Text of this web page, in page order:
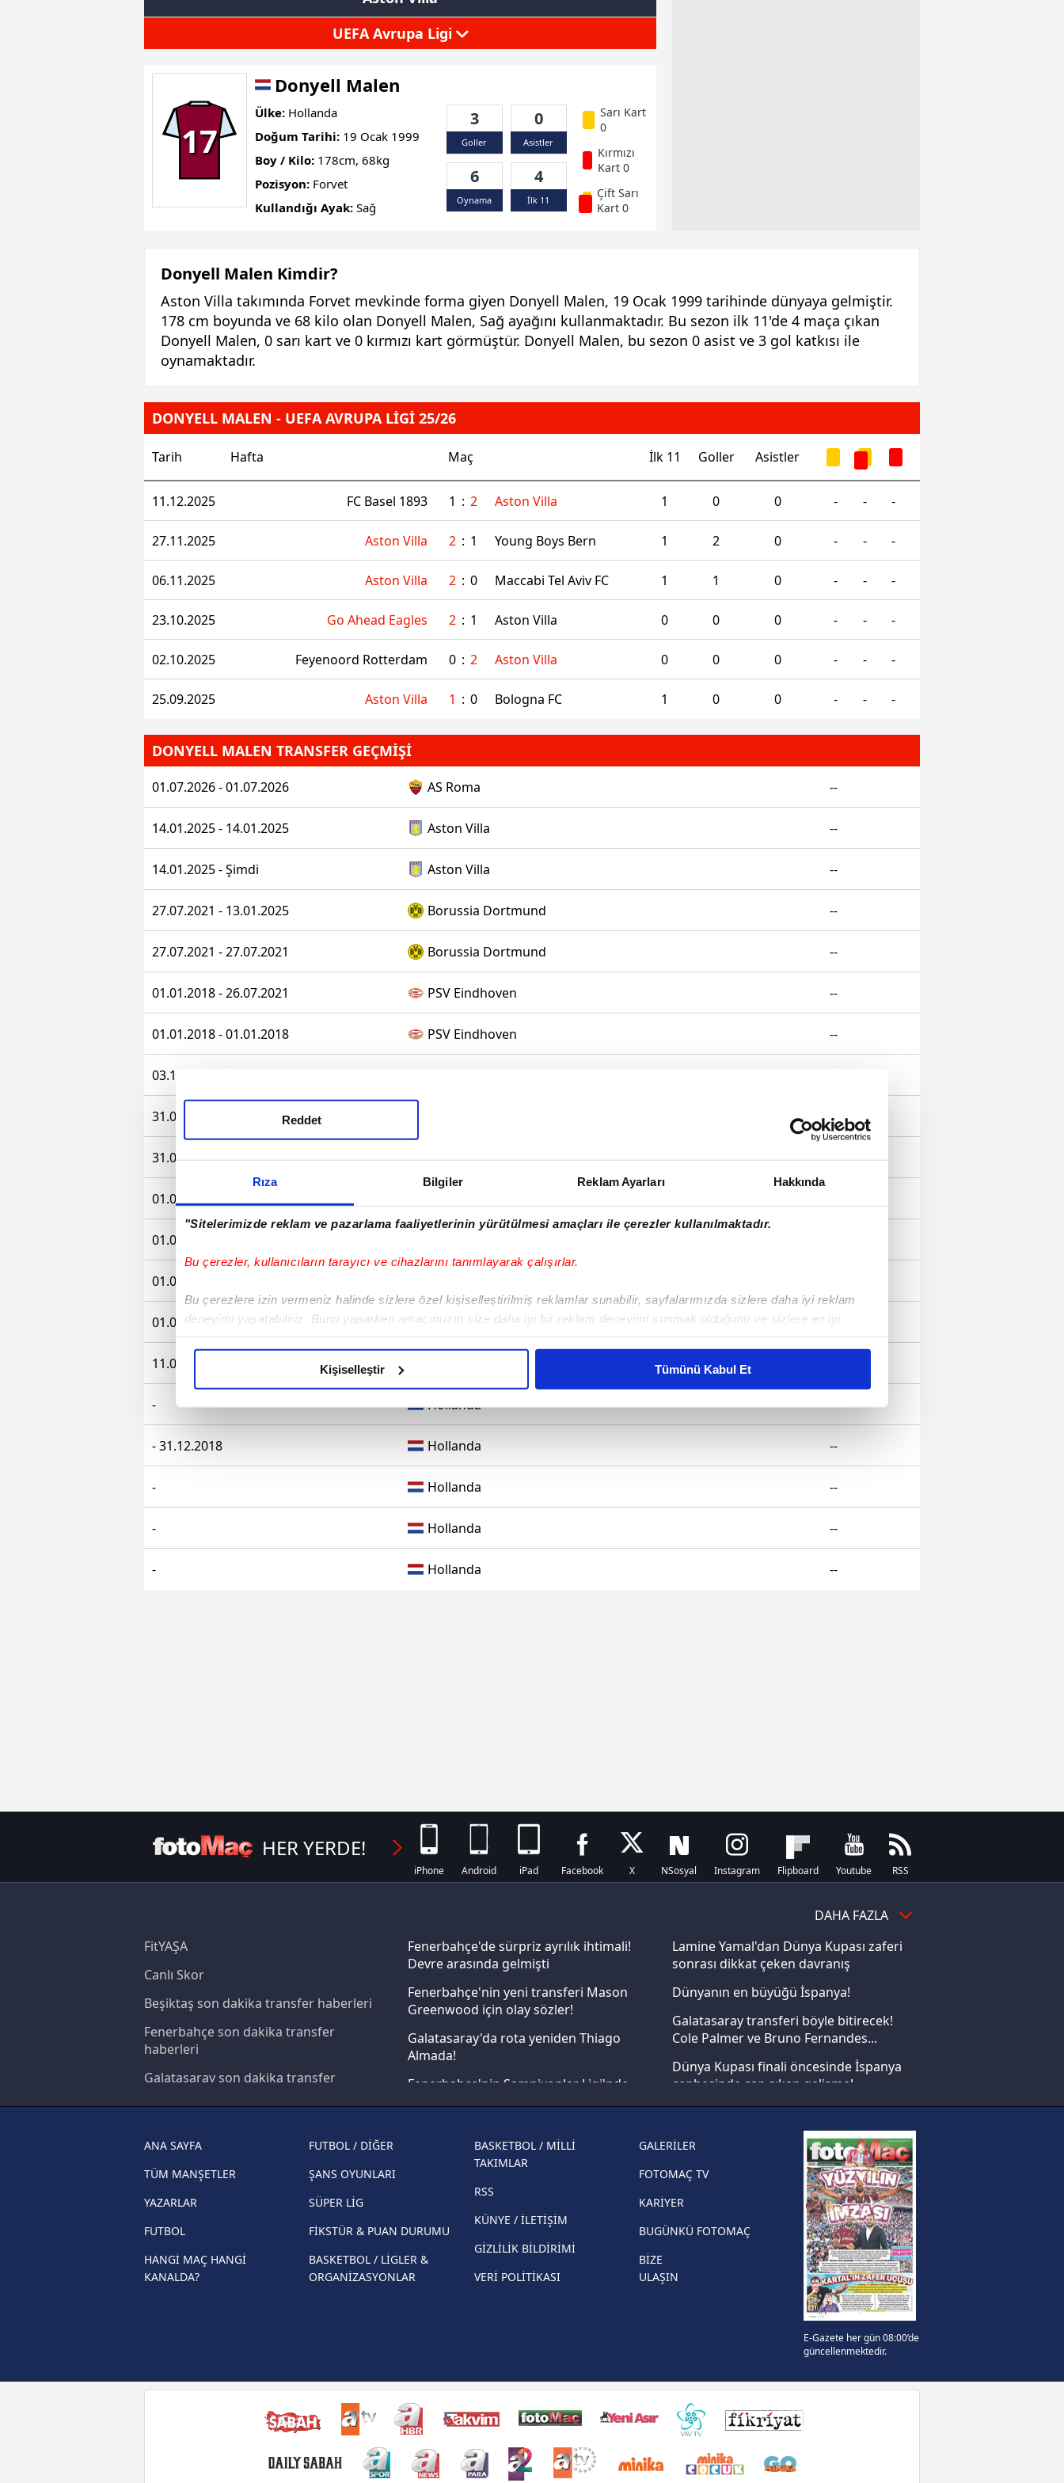
Rıza Bilgiler Reklam Ayarları Hakkında
"Sitelerimizde reklam ve pazarlama faaliyetlerinin yürütülmesi amaçları ile çerezler kullanılmaktadır.
Bu çerezler, kullanıcıların tarayıcı ve cihazlarını tanımlayarak çalışırlar.
Bu çerezlere izin vermeniz halinde sizlere özel kişiselleştirilmiş reklamlar sunabilir, sayfalarımızda sizlere daha iyi reklam
deneyimi yaşatabiliriz. Bunu yaparken amacımızın size daha iyi bir reklam deneyimi sunmak olduğunu ve sizlere en iyi
çerezler vasıtasıyla çeşitli kişisel verileriniz işlenmekte olup gerekli olan çerezler bilgi toplumu hizmetlerinin sunulması
amacıyla kullanılmaktadır. Diğer çerezler, sitemizin daha işlevsel kılınması ve kişiselleştirilmesi ve sizlere yönelik
reklam/pazarlama faaliyetlerinin yapılması, amaçlarıyla sınırlı olarak açık rızanız dahilinde kullanılacaktır.
Çerezlere ilişkin tercihlerinizi aşağıda yer alan panel vasıtasıyla belirleyebilirsiniz. Çerezlere ilişkin detaylı bilgi için Ayarlar
butonuna tıklayabilir,Çerez Bilgilendirme Metnimiziziyaret edebilirsiniz.
Reddet
Kişiselleştir Tümünü Kabul Et
UEFA Avrupa Ligi
17
Donyell Malen
Ülke: Hollanda
Doğum Tarihi: 19 Ocak 1999
Boy / Kilo: 178cm, 68kg
Pozisyon: Forvet
Kullandığı Ayak: Sağ
3
Goller
0
Asistler
6
Oynama
4
İlk 11
Sarı Kart
0
Kırmızı
Kart 0
Çift Sarı
Kart 0
Donyell Malen Kimdir?
Aston Villa takımında Forvet mevkinde forma giyen Donyell Malen, 19 Ocak 1999 tarihinde dünyaya gelmiştir.
178 cm boyunda ve 68 kilo olan Donyell Malen, Sağ ayağını kullanmaktadır. Bu sezon ilk 11'de 4 maça çıkan
Donyell Malen, 0 sarı kart ve 0 kırmızı kart görmüştür. Donyell Malen, bu sezon 0 asist ve 3 gol katkısı ile
oynamaktadır.
DONYELL MALEN - UEFA AVRUPA LİGİ 25/26
Tarih Hafta Maç İlk 11 Goller Asistler
11.12.2025 FC Basel 1893 1 : 2 Aston Villa 1 0 0 - - -
27.11.2025 Aston Villa 2 : 1 Young Boys Bern 1 2 0 - - -
06.11.2025 Aston Villa 2 : 0 Maccabi Tel Aviv FC 1 1 0 - - -
23.10.2025 Go Ahead Eagles 2 : 1 Aston Villa 0 0 0 - - -
02.10.2025 Feyenoord Rotterdam 0 : 2 Aston Villa 0 0 0 - - -
25.09.2025 Aston Villa 1 : 0 Bologna FC 1 0 0 - - -
DONYELL MALEN TRANSFER GEÇMİŞİ
01.07.2026 - 01.07.2026 AS Roma --
14.01.2025 - 14.01.2025 Aston Villa --
14.01.2025 - Şimdi Aston Villa --
27.07.2021 - 13.01.2025 Borussia Dortmund --
27.07.2021 - 27.07.2021 Borussia Dortmund --
01.01.2018 - 26.07.2021 PSV Eindhoven --
01.01.2018 - 01.01.2018 PSV Eindhoven --
03.10.2017 - 11.10.2017
31.08.2017 - 30.06.2018 --
31.08.2017 - 31.08.2017 Jong PSV Eindhoven --
01.07.2017 - 30.08.2017
01.07.2017 - 01.07.2017
01.07.2015 - 30.08.2017
01.07.2015 - 01.07.2015 Arsenal FC --
11.03.2015 - 12.01.2017
- Hollanda --
- 31.12.2018 Hollanda --
- Hollanda --
- Hollanda --
- Hollanda --
HER YERDE!
iPhone Android iPad Facebook X NSosyal Instagram Flipboard Youtube RSS
DAHA FAZLA
FitYAŞA
Canlı Skor
Beşiktaş son dakika transfer haberleri
Fenerbahçe son dakika transfer
haberleri
Galatasaray son dakika transfer
haberleri
Trendyol Süper Lig haberleri
Ziraat Türkiye Kupası haberleri
UEFA Şampiyonlar Ligi haberleri
UEFA Avrupa Ligi haberleri
UEFA Konferans Ligi haberleri
Fenerbahçe'de sürpriz ayrılık ihtimali!
Devre arasında gelmişti
Fenerbahçe'nin yeni transferi Mason
Greenwood için olay sözler!
Galatasaray'da rota yeniden Thiago
Almada!
Fenerbahçe'nin Şampiyonlar Ligi'nde
İspanya-Arjantin finalinin ardından dış
basından gündem olan manşetler!
Beşiktaş'ın UEFA Avrupa Ligi'nde 3. Ön
Eleme Turu muhtemel rakipleri belli oldu!
Lamine Yamal'dan Dünya Kupası zaferi
sonrası dikkat çeken davranış
Dünyanın en büyüğü İspanya!
Galatasaray transferi böyle bitirecek!
Cole Palmer ve Bruno Fernandes...
Dünya Kupası finali öncesinde İspanya
cephesinde can sıkan gelişme!
2026 FIFA Dünya Kupası'nı kazanana
şampiyonluk yüzüğü verilecek
Hernan Crespo, Meksika Ligi
ekiplerinden Atlas'ın yeni teknik
ANA SAYFA
TÜM MANŞETLER
YAZARLAR
FUTBOL
HANGİ MAÇ HANGİ
KANALDA?
FUTBOL / DİĞER
ŞANS OYUNLARI
SÜPER LİG
FİKSTÜR & PUAN DURUMU
BASKETBOL / LİGLER &
ORGANİZASYONLAR
BASKETBOL / MİLLİ
TAKIMLAR
RSS
KÜNYE / İLETİŞİM
GİZLİLİK BİLDİRİMİ
VERİ POLİTİKASI
GALERİLER
FOTOMAÇ TV
KARİYER
BUGÜNKÜ FOTOMAÇ
BİZE
ULAŞIN
E-Gazete her gün 08:00’de
güncellenmektedir.